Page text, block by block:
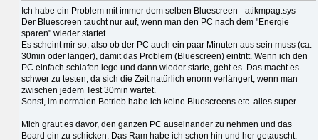
Ich habe ein Problem mit immer dem selben Bluescreen - atikmpag.sys
Der Bluescreen taucht nur auf, wenn man den PC nach dem "Energie
sparen" wieder startet.
Es scheint mir so, also ob der PC auch ein paar Minuten aus sein muss (ca.
30min oder länger), damit das Problem (Bluescreen) eintritt. Wenn ich den
PC einfach schlafen lege und dann wieder starte, geht es. Das macht es
schwer zu testen, da sich die Zeit natürlich enorm verlängert, wenn man
zwischen jedem Test 30min wartet.
Sonst, im normalen Betrieb habe ich keine Bluescreens etc. alles super.
Mich graut es davor, den ganzen PC auseinander zu nehmen und das
Board ein zu schicken. Das Ram habe ich schon hin und her getauscht.